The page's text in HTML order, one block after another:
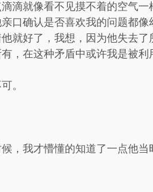
滴就像看不见摸不着的空气
口确认是否喜欢我的问题都
就好了，我想，因为他失去
，在这种矛盾中或许我是被利
。
，我才懵懂的知道了一点他